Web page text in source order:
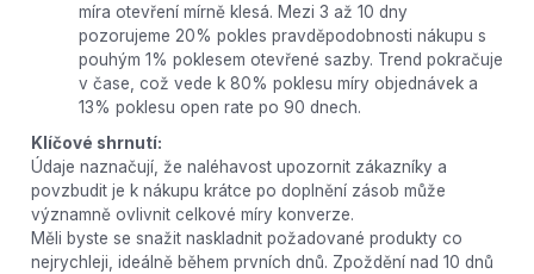
míra otevření mírně klesá. Mezi 3 až 10 dny
pozorujeme 20% pokles pravděpodobnosti nákupu s
pouhým 1% poklesem otevřené sazby. Trend pokračuje
v čase, což vede k 80% poklesu míry objednávek a
13% poklesu open rate po 90 dnech.
Klíčové shrnutí:
Údaje naznačují, že naléhavost upozornit zákazníky a
povzbudit je k nákupu krátce po doplnění zásob může
významně ovlivnit celkové míry konverze.
Měli byste se snažit naskladnit požadované produkty co
nejrychleji, ideálně během prvních dnů. Zpoždění nad 10 dnů